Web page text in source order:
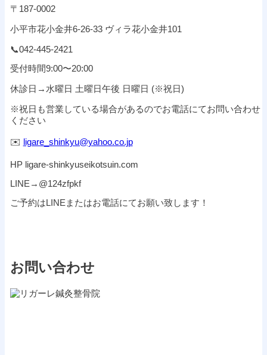
〒 187-0002
小平市花小金井6-26-33 ヴィラ花小金井101
📞042-445-2421
受付時間9:00〜20:00
休診日 →水曜日 土曜日午後 日曜日 (※祝日)
※祝日も営業している場合があるのでお電話にてお問い合わせ
ください
✉️ ligare_shinkyu@yahoo.co.jp
HP ligare-shinkyuseikotsuin.com
LINE→@124zfpkf
ご予約はLINEまたはお電話にてお願い致します！
お問い合わせ